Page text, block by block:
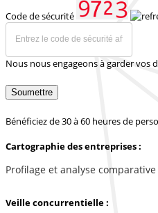
Code de sécurité
Nous nous engageons à garder vos
Soumettre
Bénéficiez de 30 à 60 heures de
Cartographie des entreprises :
Profilage et analyse
Veille concurrentielle :